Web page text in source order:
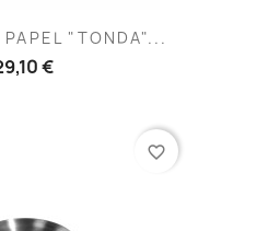
"TONDA"...
€
favorite_border